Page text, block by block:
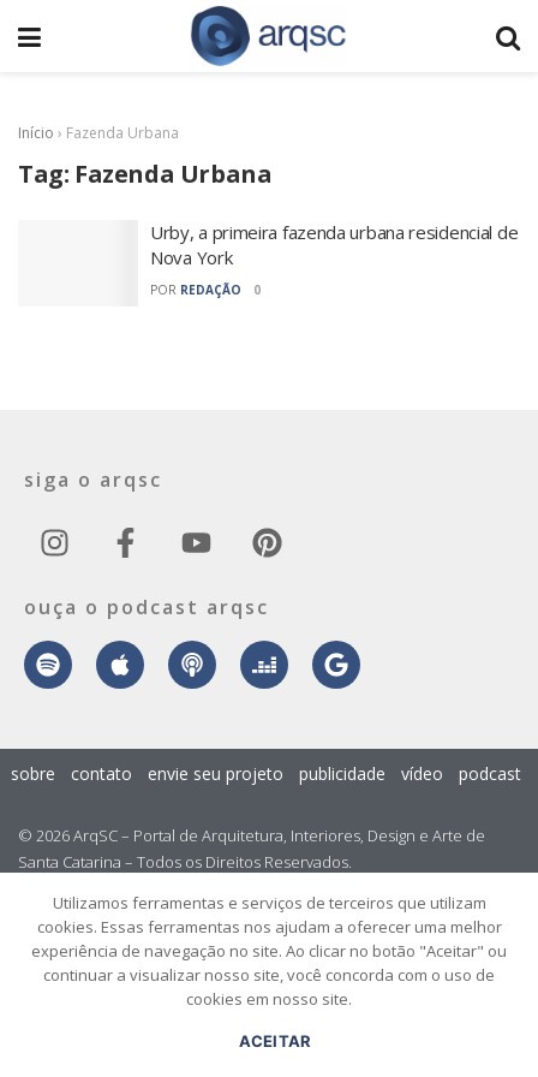
Início › Fazenda Urbana
Tag: Fazenda Urbana
Urby, a primeira fazenda urbana residencial de
Nova York
POR REDAÇÃO 0
siga o arqsc
ouça o podcast arqsc
© 2026 ArqSC – Portal de Arquitetura, Interiores, Design e Arte de
Santa Catarina – Todos os Direitos Reservados.
sobre contato envie seu projeto publicidade vídeo podcast
Utilizamos ferramentas e serviços de terceiros que utilizam
cookies. Essas ferramentas nos ajudam a oferecer uma melhor
experiência de navegação no site. Ao clicar no botão "Aceitar" ou
continuar a visualizar nosso site, você concorda com o uso de
cookies em nosso site.
ACEITAR